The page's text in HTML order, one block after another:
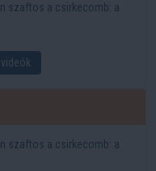
szaftos a csirkecomb: a
szaftos a csirkecomb: a